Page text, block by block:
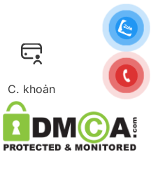
C. khoản